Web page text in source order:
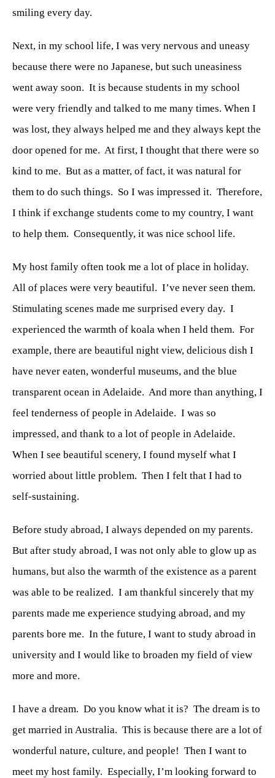
smiling every day.
Next, in my school life, I was very nervous and uneasy
because there were no Japanese, but such uneasiness
went away soon. It is because students in my school
were very friendly and talked to me many times. When I
was lost, they always helped me and they always kept the
door opened for me. At first, I thought that there were so
kind to me. But as a matter, of fact, it was natural for
them to do such things. So I was impressed it. Therefore,
I think if exchange students come to my country, I want
to help them. Consequently, it was nice school life.
My host family often took me a lot of place in holiday.
All of places were very beautiful. I’ve never seen them.
Stimulating scenes made me surprised every day. I
experienced the warmth of koala when I held them. For
example, there are beautiful night view, delicious dish I
have never eaten, wonderful museums, and the blue
transparent ocean in Adelaide. And more than anything, I
feel tenderness of people in Adelaide. I was so
impressed, and thank to a lot of people in Adelaide.
When I see beautiful scenery, I found myself what I
worried about little problem. Then I felt that I had to
self-sustaining.
Before study abroad, I always depended on my parents.
But after study abroad, I was not only able to glow up as
humans, but also the warmth of the existence as a parent
was able to be realized. I am thankful sincerely that my
parents made me experience studying abroad, and my
parents bore me. In the future, I want to study abroad in
university and I would like to broaden my field of view
more and more.
I have a dream. Do you know what it is? The dream is to
get married in Australia. This is because there are a lot of
wonderful nature, culture, and people! Then I want to
meet my host family. Especially, I’m looking forward to